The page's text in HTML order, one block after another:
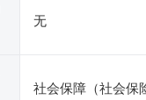
无
社会保障（社会保